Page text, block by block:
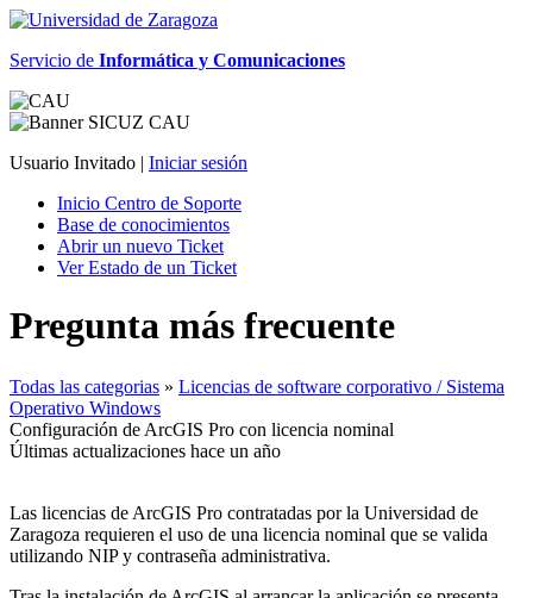
Servicio de Informática y Comunicaciones
Usuario Invitado | Iniciar sesión
Inicio Centro de Soporte
Base de conocimientos
Abrir un nuevo Ticket
Ver Estado de un Ticket
Pregunta más frecuente
Todas las categorias » Licencias de software corporativo / Sistema
Operativo Windows
Configuración de ArcGIS Pro con licencia nominal
Últimas actualizaciones hace un año
Las licencias de ArcGIS Pro contratadas por la Universidad de
Zaragoza requieren el uso de una licencia nominal que se valida
utilizando NIP y contraseña administrativa.